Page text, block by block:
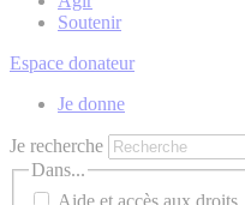
Soutenir
Espace donateur
Je donne
Je recherche
Dans...
Aide et accès aux droits